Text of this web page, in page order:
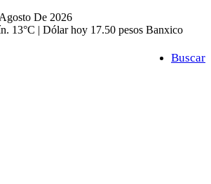
De 2026
13°C | Dólar hoy 17.50 pesos Banxico
Buscar